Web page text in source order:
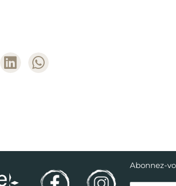
Abonnez-